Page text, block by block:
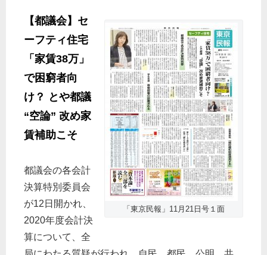
「東京民報」11月21日号１面
【都議会】セ
ーフティ住宅
「家賃38万」
で困窮者向
け？ とや都議
“空論” 改め家
賃補助こそ
都議会の各会計
決算特別委員会
が12日開かれ、
2020年度会計決
算について、全